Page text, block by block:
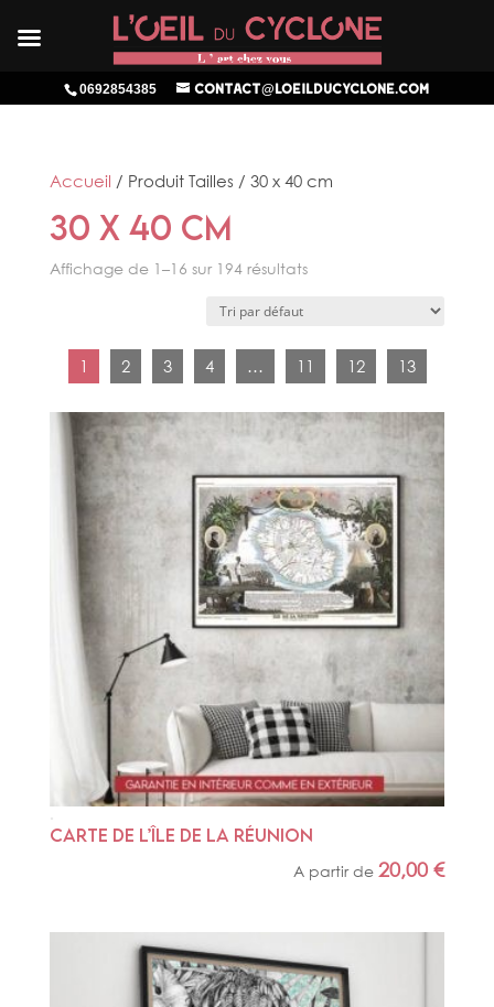
0692854385 contact@loeilducyclone.com
Accueil / Produit Tailles / 30 x 40 cm
30 x 40 cm
Affichage de 1–16 sur 194 résultats
1 2 3 4 … 11 12 13
CARTE DE L’ÎLE DE LA RÉUNION
A partir de20,00€